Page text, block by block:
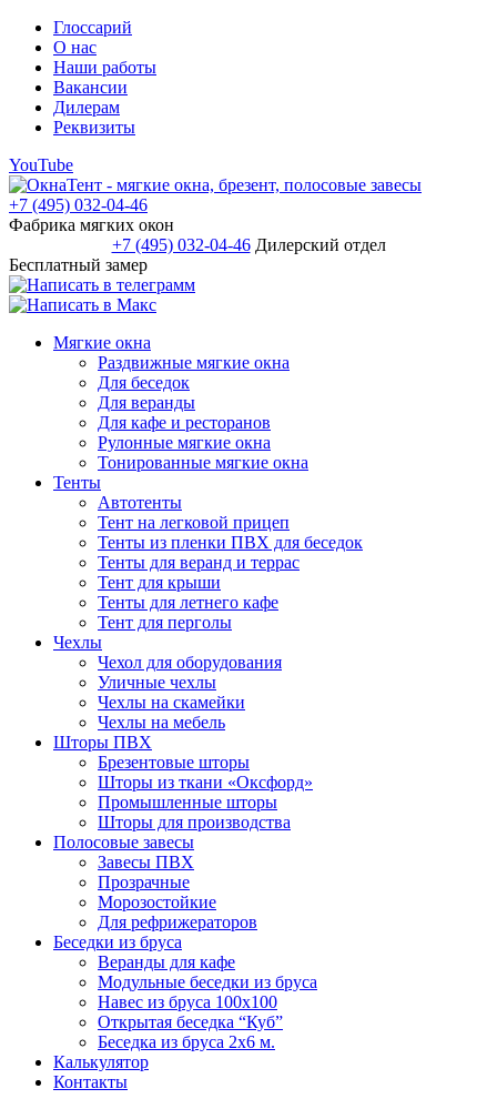
Глоссарий
О нас
Наши работы
Вакансии
Дилерам
Реквизиты
YouTube
+7 (495) 032-04-46
Фабрика мягких окон
+7 (495) 032-04-46 Дилерский отдел
Бесплатный замер
Мягкие окна
Раздвижные мягкие окна
Для беседок
Для веранды
Для кафе и ресторанов
Рулонные мягкие окна
Тонированные мягкие окна
Тенты
Автотенты
Тент на легковой прицеп
Тенты из пленки ПВХ для беседок
Тенты для веранд и террас
Тент для крыши
Тенты для летнего кафе
Тент для перголы
Чехлы
Чехол для оборудования
Уличные чехлы
Чехлы на скамейки
Чехлы на мебель
Шторы ПВХ
Брезентовые шторы
Шторы из ткани «Оксфорд»
Промышленные шторы
Шторы для производства
Полосовые завесы
Завесы ПВХ
Прозрачные
Морозостойкие
Для рефрижераторов
Беседки из бруса
Веранды для кафе
Модульные беседки из бруса
Навес из бруса 100х100
Открытая беседка “Куб”
Беседка из бруса 2х6 м.
Калькулятор
Контакты